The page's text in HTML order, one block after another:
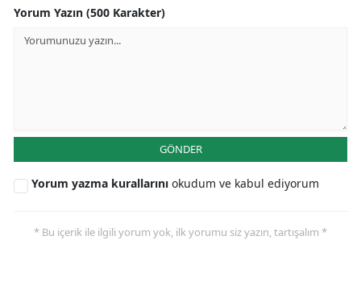
Yorum Yazın (500 Karakter)
GÖNDER
Yorum yazma kurallarını okudum ve kabul ediyorum
* Bu içerik ile ilgili yorum yok, ilk yorumu siz yazın, tartışalım *